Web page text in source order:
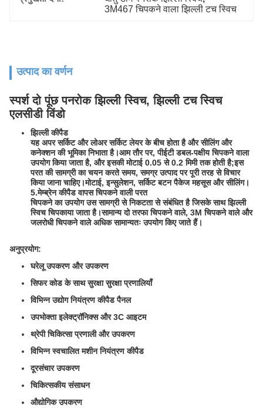
3M467 चिपकने वाला झिल्ली टच स्विच
उत्पाद का वर्णन
स्पर्श दो पूंछ पनरोक झिल्ली स्विच, झिल्ली टच स्विच
एलसीडी विंडो
झिल्ली कीपैड
यह अपर सर्किट और लोअर सर्किट लेयर के बीच होता है और सीलिंग और
कनेक्शन की भूमिका निभाता है।आम तौर पर, पीईटी डबल-पक्षीय चिपकने वाला
उपयोग किया जाता है, और इसकी मोटाई 0.05 से 0.2 मिमी तक होती है;इस
परत की सामग्री का चयन करते समय, समग्र उत्पाद पर पूरी तरह से विचार
किया जाना चाहिए।मोटाई, इन्सुलेशन, सर्किट बटन पैकेज महसूस और सीलिंग।
5.मेम्ब्रेन कीपैड वापस चिपकने वाली परत
चिपकने का उपयोग उस सामग्री से निकटता से संबंधित है जिसके साथ झिल्ली
स्विच चिपकाया जाता है।सामान्य दो तरफा चिपकने वाले, 3M चिपकने वाले और
जलरोधी चिपकने वाले अधिक सामान्यतः उपयोग किए जाते हैं।
अनुप्रयोग:
घरेलू उपकरण और उपकरण
सिफर कोड के साथ सुरक्षा सुरक्षा प्रणालियाँ
विभिन्न उद्योग नियंत्रण कीपैड पैनल
उपभोक्ता इलेक्ट्रॉनिक्स और 3C आइटम
थ्रेपी चिकित्सा प्रणाली और उपकरण
विभिन्न स्वचालित मशीन नियंत्रण कीपैड
दूरसंचार उपकरण
चिकित्सकीय संसाधन
औद्योगिक उपकरण